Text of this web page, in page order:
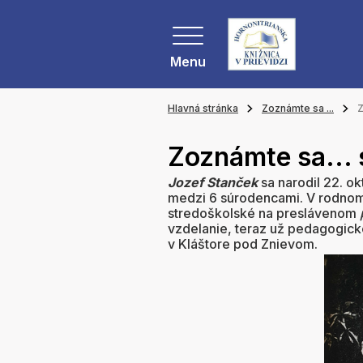
Menu
Hlavná stránka Zoznámte sa ...
Zoznámte sa...
Jozef Stančeksa narodil 22.
medzi 6 súrodencami. V
stredoškolské na preslávenom
vzdelanie, teraz už
v Kláštore pod Znievom.